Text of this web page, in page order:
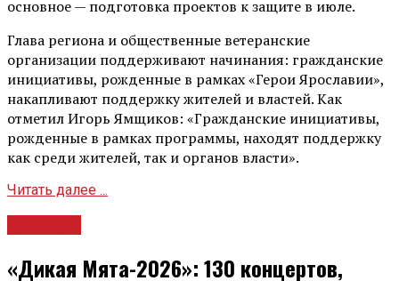
основное — подготовка проектов к защите в июле.
Глава региона и общественные ветеранские
организации поддерживают начинания: гражданские
инициативы, рожденные в рамках «Герои Ярославии»,
накапливают поддержку жителей и властей. Как
отметил Игорь Ямщиков: «Гражданские инициативы,
рожденные в рамках программы, находят поддержку
как среди жителей, так и органов власти».
Читать далее ...
«Дикая Мята-2026»: 130 концертов,